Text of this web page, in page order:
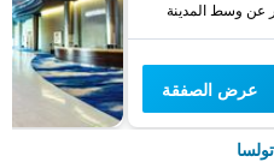
عرض الصفقة